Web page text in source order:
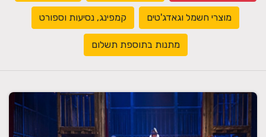
מוצרי חשמל וגאדג'טים קמפינג, נסיעות וספורט
מתנות בתוספת תשלום